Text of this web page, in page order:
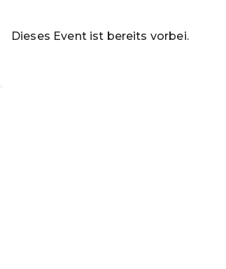
Dieses Event ist bereits vorbei.